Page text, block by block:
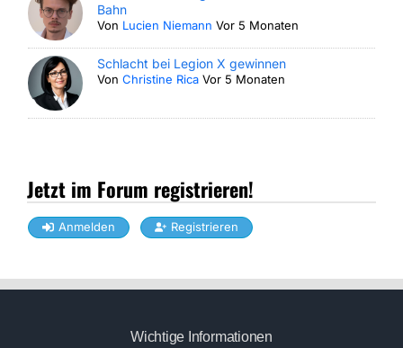
Bahn
Von Lucien Niemann Vor 5 Monaten
Schlacht bei Legion X gewinnen
VonChristine Rica Vor 5 Monaten
Jetzt im Forum registrieren!
Anmelden Registrieren
Wichtige Informationen